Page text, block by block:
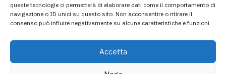
queste tecnologie ci permetterà di elaborare dati come il comportamento di
navigazione o ID unici su questo sito. Non acconsentire o ritirare il
consenso può influire negativamente su alcune caratteristiche e funzioni.
Accetta
info@italiacommunication.com
Telefono: 0345 41834